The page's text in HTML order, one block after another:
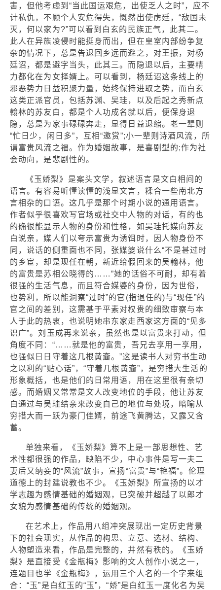
害，但他考虑到“当此国运艰危，出使乏人之时”，应不
计私仇，不顾个人安危得失，慨然出使虏廷，“敌国未
灭，何以家为?”可以看到白玄的民族正气，此其二。
此人在异族凌侵时能挺身而出，但在皇室内部纷争复
杂的情况下，总是告退回乡远而避之，对王振，对杨
廷诏，都是避字当头，此其三。而隐退以后，主要精
力都化在为女择婿上。可以看到，杨廷诏这条线上的
邪恶势力日益积聚力量，始终保持进取之势，而白玄
这类正派官员，包括苏渊、吴珪，以及后起之秀新点
翰林的苏友白，都是个人功成名就以后，便保身退
隐，总是为家事碌碌奔走，显得日益退缩。老一辈则
“忙日少，闲日多”，互相“邀赏”;小一辈则诗酒风流，所
谓富贵风流之福。作为婚姻故事，是喜剧型的;作为社
会动向，是悲剧性的。
《玉娇梨》是案头文学，叙述语言是文白相间的
语言。有容易听懂读懂的浅显文言，糅合一些南北方
言相杂的口语。这几乎是那个时期小说的通用语言。
作者似乎很喜欢写官场或社交中人物的对话，有的也
的确很能显示人物的身份和性格，如吴珪托媒向苏友
白说亲，媒人们以夸示富贵为诱饵时，因人物身份不
同，说话的侧重面也不同，张媒婆说什么“不是甚过时
的乡宦，却是现任在朝，新近给假回来的吴翰林，他
的富贵是苏相公晓得的……”她的话俗不可耐，却有着
很强的生活气息，而且符合媒婆的身份，因为世俗，
也势利，所以能洞察“过时”的官(指退任的)与“现任”的
官之间的差别，这需基于平素对权贵的细致审察与本
人于此的热衷，也说明她串东家走西家这方面的“见多
识广”。刘玉成再来说亲，虽然也是以富贵来打动，但
角度不同：“……就是他的富贵，吾兄去享用一享用，
也强似日日守着这几根黄齑。”这是读书人对穷书生动
之以利的“贴心话”，“守着几根黄齑”，是穷措大生活的
形象概括，也是他们的日常用语，用在这里很有亲切
感。而婚姻又常常是文人改变地位的手段，他让苏友
白通过与吴珪结亲来改变自己的地位与处境，暗喻从
穷措大而一跃为豪门佳婿，前途飞黄腾达，又露又含
蓄。
单独来看，《玉娇梨》算不上是一部思想性、艺
术性都很强的作品，缺陷不少，中心事件是写一夫二
妻后又纳妾的“风流”故事，宣扬“富贵”与“艳福”。伦理
道德上的封建说教也不少。《玉娇梨》所宣扬的以才
学志趣为感情基础的婚姻观，已突破并超越了以郎才
女貌为感情基础的传统的婚姻观。
在艺术上，作品用八组冲突展现出一定历史背景
下的社会现实，从作品的构思、立意、选材、结构、
人物塑造来看，作品是完整的，井然有秩的。《玉娇
梨》是直接受《金瓶梅》影响的文人创作小说之一，
连题目也学《金瓶梅》，运用三个人名的一个字来组
合：“玉”是白红玉的“玉”，“娇”是白红玉一度化名为吴